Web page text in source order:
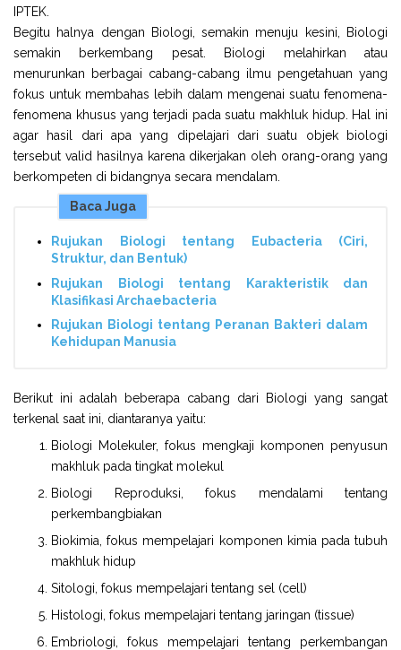
IPTEK.
Begitu halnya dengan Biologi, semakin menuju kesini, Biologi
semakin berkembang pesat. Biologi melahirkan atau
menurunkan berbagai cabang-cabang ilmu pengetahuan yang
fokus untuk membahas lebih dalam mengenai suatu fenomena-
fenomena khusus yang terjadi pada suatu makhluk hidup. Hal ini
agar hasil dari apa yang dipelajari dari suatu objek biologi
tersebut valid hasilnya karena dikerjakan oleh orang-orang yang
berkompeten di bidangnya secara mendalam.
Baca Juga
Rujukan Biologi tentang Eubacteria (Ciri,
Struktur, dan Bentuk)
Rujukan Biologi tentang Karakteristik dan
Klasifikasi Archaebacteria
Rujukan Biologi tentang Peranan Bakteri dalam
Kehidupan Manusia
Berikut ini adalah beberapa cabang dari Biologi yang sangat
terkenal saat ini, diantaranya yaitu:
Biologi Molekuler, fokus mengkaji komponen penyusun
makhluk pada tingkat molekul
Biologi Reproduksi, fokus mendalami tentang
perkembangbiakan
Biokimia, fokus mempelajari komponen kimia pada tubuh
makhluk hidup
Sitologi, fokus mempelajari tentang sel (cell)
Histologi, fokus mempelajari tentang jaringan (tissue)
Embriologi, fokus mempelajari tentang perkembangan